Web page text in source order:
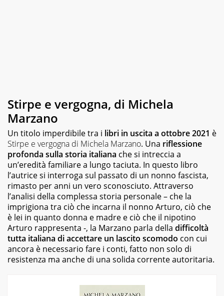
hub
dedicato
non
solo
giovani
studenti,
ma
anche
genitori
e
insegnanti
con
più
di
1.500
lezioni
ed
esercizi
Stirpe e vergogna, di Michela
Marzano
Un titolo imperdibile tra i libri in uscita a ottobre 2021 è
Stirpe e vergogna di Michela Marzano. Una riflessione
profonda sulla storia italiana che si intreccia a
un’eredità familiare a lungo taciuta. In questo libro
l’autrice si interroga sul passato di un nonno fascista,
rimasto per anni un vero sconosciuto. Attraverso
l’analisi della complessa storia personale – che la
imprigiona tra ciò che incarna il nonno Arturo, ciò che
è lei in quanto donna e madre e ciò che il nipotino
Arturo rappresenta -, la Marzano parla della difficoltà
tutta italiana di accettare un lascito scomodo con cui
ancora è necessario fare i conti, fatto non solo di
resistenza ma anche di una solida corrente autoritaria.